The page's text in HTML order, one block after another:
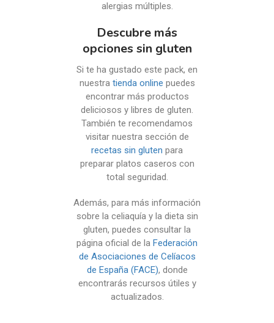
alergias múltiples.
Descubre más
opciones sin gluten
Si te ha gustado este pack, en
nuestra tienda online puedes
encontrar más productos
deliciosos y libres de gluten.
También te recomendamos
visitar nuestra sección de
recetas sin gluten para
preparar platos caseros con
total seguridad.
Además, para más información
sobre la celiaquía y la dieta sin
gluten, puedes consultar la
página oficial de la Federación
de Asociaciones de Celíacos
de España (FACE), donde
encontrarás recursos útiles y
actualizados.